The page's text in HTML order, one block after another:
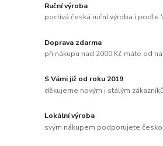
Ruční výroba
poctivá česká ruční výroba i podle
Doprava zdarma
při nákupu nad 2000 Kč máte od
S Vámi již od roku 2019
děkujeme novým i stálým
Lokální výroba
svým nákupem podporujete